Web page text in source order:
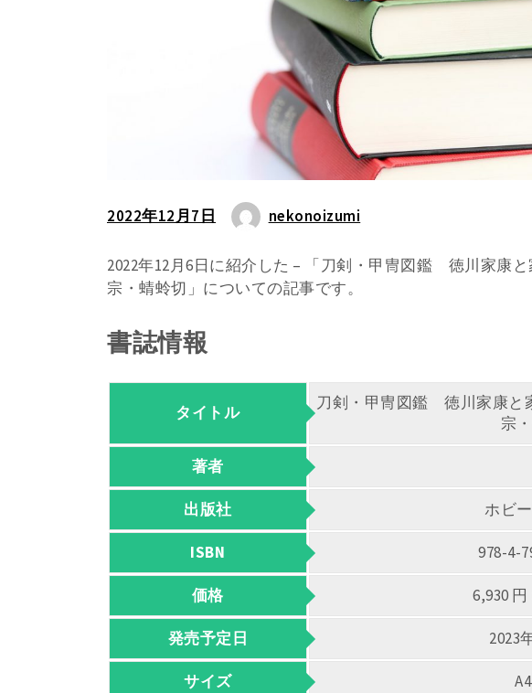
2022年12月7日 nekonoizumi
2022年12月6日に紹介した – 「刀剣・甲冑図鑑 徳川家康
宗・蜻蛉切」についての記事です。
書誌情報
タイトル
刀剣・甲冑図鑑 徳川家康
宗
著者
出版社 ホビ
ISBN 978-4-
価格 6,930
発売予定日 2023
サイズ